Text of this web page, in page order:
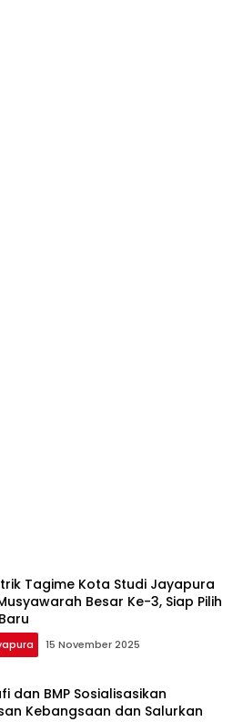
Tagime Kota Studi Jayapura
Besar Ke-3, Siap Pilih
15 November 2025
dan BMP Sosialisasikan
Kebangsaan dan Salurkan